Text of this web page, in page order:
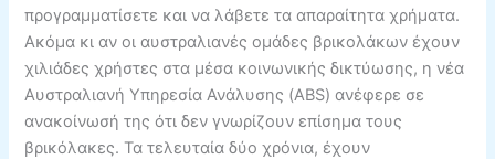
προγραμματίσετε και να λάβετε τα απαραίτητα χρήματα.
Ακόμα κι αν οι αυστραλιανές ομάδες βρικολάκων έχουν
χιλιάδες χρήστες στα μέσα κοινωνικής δικτύωσης, η νέα
Αυστραλιανή Υπηρεσία Ανάλυσης (ABS) ανέφερε σε
ανακοίνωσή της ότι δεν γνωρίζουν επίσημα τους
βρικόλακες. Τα τελευταία δύο χρόνια, έχουν